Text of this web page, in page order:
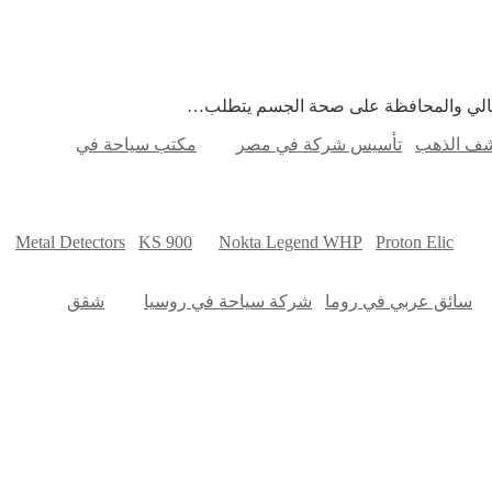
والمحافظة على صحة الجسم يتطلب…
الذهب تأسيس شركة في مصر
مكتب سياحة في
Metal Detectors KS 900 Nokta Legend WHP
Proton Elic
سائق عربي في روما شركة سياحة في روسيا
شقق